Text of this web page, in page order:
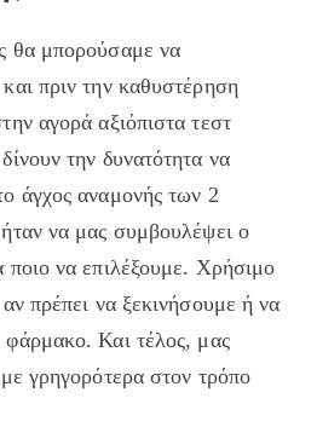
θα μπορούσαμε να
πριν την καθυστέρηση
αγορά αξιόπιστα τεστ
την δυνατότητα να
άγχος αναμονής των 2
να μας συμβουλέψει ο
ποιο να επιλέξουμε. Χρήσιμο
πρέπει να ξεκινήσουμε ή να
Και τέλος, μας
γρηγορότερα στον τρόπο